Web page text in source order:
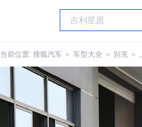
当前位置: 搜狐汽车 ＞ 车型大全 ＞ 别克 ＞